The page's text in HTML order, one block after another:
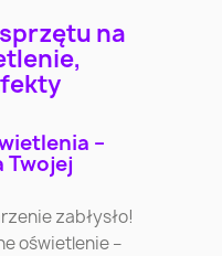
na
–
Twojej
zabłysło!
oświetlenie –